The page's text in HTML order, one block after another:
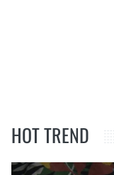
HOT TREND